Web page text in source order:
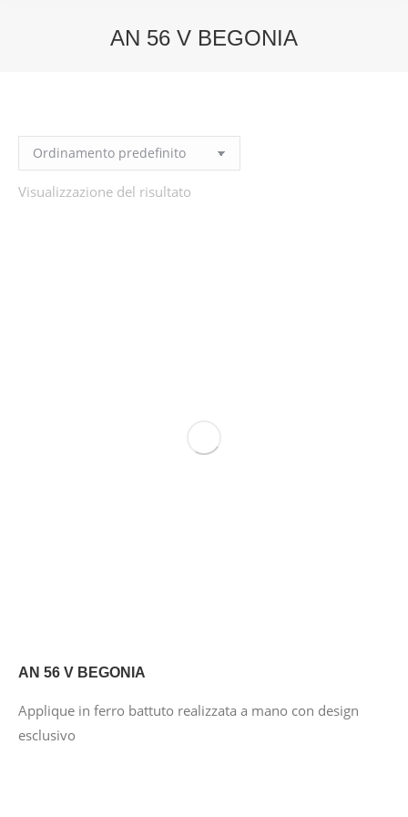
AN 56 V BEGONIA
Visualizzazione del risultato
AN 56 V BEGONIA
Applique in ferro battuto realizzata a mano con design
esclusivo